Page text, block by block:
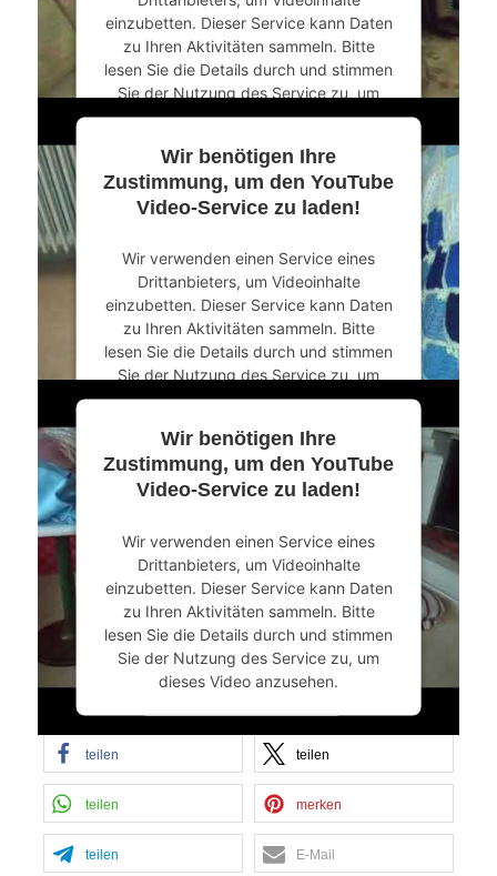
einzubetten. Dieser Service kann Daten
zu Ihren Aktivitäten sammeln. Bitte
lesen Sie die Details durch und stimmen
Sie der Nutzung des Service zu, um
dieses Video anzusehen.
Mehr Informationen
powered byUsercentrics Consent
Management Platform&eRecht24
Wir benötigen Ihre
Zustimmung, um den YouTube
Video-Service zu laden!
Wir verwenden einen Service eines
Drittanbieters, um Videoinhalte
einzubetten. Dieser Service kann Daten
zu Ihren Aktivitäten sammeln. Bitte
lesen Sie die Details durch und stimmen
Sie der Nutzung des Service zu, um
dieses Video anzusehen.
Mehr Informationen
powered byUsercentrics Consent
Management Platform&eRecht24
Wir benötigen Ihre
Zustimmung, um den YouTube
Video-Service zu laden!
Wir verwenden einen Service eines
Drittanbieters, um Videoinhalte
einzubetten. Dieser Service kann Daten
zu Ihren Aktivitäten sammeln. Bitte
lesen Sie die Details durch und stimmen
Sie der Nutzung des Service zu, um
dieses Video anzusehen.
Mehr Informationen
Akzeptieren
powered byUsercentrics Consent
Management Platform&eRecht24
Jetzt in den sozialen Netzen teilen
teilen teilen
teilen merken
teilen E-Mail